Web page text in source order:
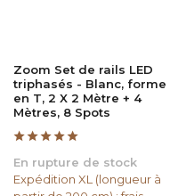
Zoom Set de rails LED
triphasés - Blanc, forme
en T, 2 X 2 Mètre + 4
Mètres, 8 Spots
En rupture de stock
Expédition XL (longueur à